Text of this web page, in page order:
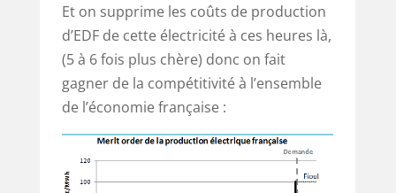
Et on supprime les coûts de production
d’EDF de cette électricité à ces heures là,
(5 à 6 fois plus chère) donc on fait
gagner de la compétitivité à l’ensemble
de l’économie française :